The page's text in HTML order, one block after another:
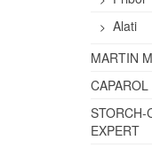
Alati
MARTIN
CAPAROL
STORCH-
EXPERT